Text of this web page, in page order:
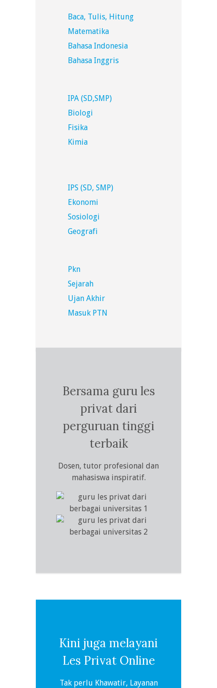
Baca, Tulis, Hitung
Matematika
Bahasa Indonesia
Bahasa Inggris
IPA (SD,SMP)
Biologi
Fisika
Kimia
IPS (SD, SMP)
Ekonomi
Sosiologi
Geografi
Pkn
Sejarah
Ujan Akhir
Masuk PTN
Bersama guru les
privat dari
perguruan tinggi
terbaik
Dosen, tutor profesional dan
mahasiswa inspiratif.
Kini juga melayani
Les Privat Online
Tak perlu Khawatir, Layanan